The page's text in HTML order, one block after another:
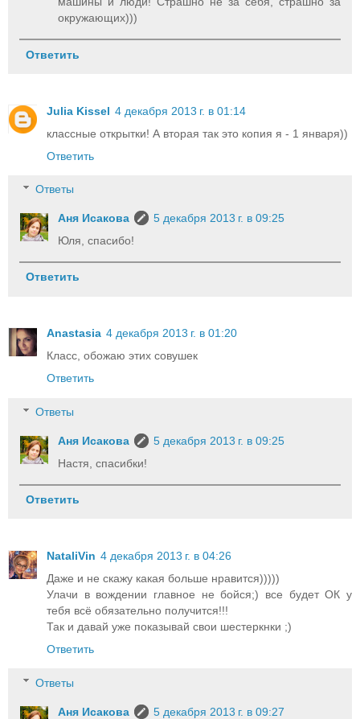
окружающих)))
Ответить
Julia Kissel 4 декабря 2013 г. в 01:14
классные открытки! А вторая так это копия я - 1 января))
Ответить
Ответы
Аня Исакова
5 декабря 2013 г. в 09:25
Юля, спасибо!
Ответить
Anastasia 4 декабря 2013 г. в 01:20
Класс, обожаю этих совушек
Ответить
Ответы
Аня Исакова
5 декабря 2013 г. в 09:25
Настя, спасибки!
Ответить
NataliVin 4 декабря 2013 г. в 04:26
Даже и не скажу какая больше нравится)))))
Улачи в вождении главное не бойся;) все будет ОК у
тебя всё обязательно получится!!!
Так и давай уже показывай свои шестеркнки ;)
Ответить
Ответы
Аня Исакова
5 декабря 2013 г. в 09:27